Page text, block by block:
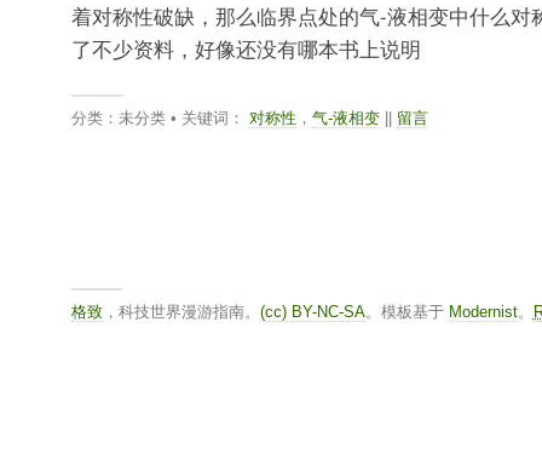
着对称性破缺，那么临界点处的气-液相变中什么对
了不少资料，好像还没有哪本书上说明
分类：未分类 • 关键词： 对称性 ， 气-液相变|| 留言
格致，科技世界漫游指南。 (cc) BY-NC-SA。模板基于 Modernist。